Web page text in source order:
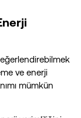
ve enerji
mümkün